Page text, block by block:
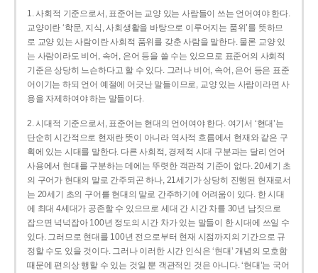
1. 사회적 기준으로서, 표준어는 교양 있는 사람들이 쓰는 언어여야 한다.
교양이란 ‘학문, 지식, 사회생활을 바탕으로 이루어지는 품위’를 뜻하므
로 교양 있는 사람이란 사회적 품위를 갖춘 사람을 말한다. 물론 교양 있
는 사람이라도 비어, 속어, 은어 등을 쓸 수는 있으므로 표준어의 사회적
기준은 상당히 느슨하다고 할 수 있다. 그러나 비어, 속어, 은어 등은 표준
어이기는 하되 언어 예절에 어긋난 말들이므로, 교양 있는 사람이라면 사
용을 자제하여야 하는 말들이다.
2. 시대적 기준으로서, 표준어는 현대의 언어여야 한다. 여기서 ‘현대’는
단순히 시간적으로 현재란 뜻이 아니라 역사적 흐름에서 현재와 같은 구
획에 있는 시대를 말한다. 다른 사회적, 경제적 시대 구분과는 달리 언어
사용에서 현대를 구분하는 데에는 뚜렷한 객관적 기준이 없다. 20세기 초
의 구어가 현대의 말로 간주되곤 하나, 21세기가 상당히 진행된 현재로서
는 20세기 초의 구어를 현대의 말로 간주하기에 어려움이 있다. 한 시대
에 최대 4세대가 공존할 수 있으므로 세대 간 시간 차를 30년 남짓으로
잡으면 넉넉잡아 100년 정도의 시간 차가 있는 말들이 한 시대에 쓰일 수
있다. 그러므로 현대를 100년 전으로부터 현재 시점까지의 기간으로 규
정할 수도 있을 것이다. 그러나 이러한 시간 인식은 ‘현대’ 개념의 모호함
때문에 편의상 행할 수 있는 것일 뿐 객관적인 것은 아니다. ‘현대’는 국어